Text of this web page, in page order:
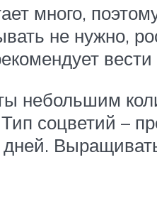
много,
не нужно,
небольшим
соцветий –
дней.